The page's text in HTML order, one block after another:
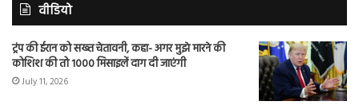
वीडियो
ट्रंप की ईरान को सख्त चेतावनी, कहा- अगर मुझे मारने की
कोशिश की तो 1000 मिसाइलें दाग दी जाएंगी
July 11, 2026